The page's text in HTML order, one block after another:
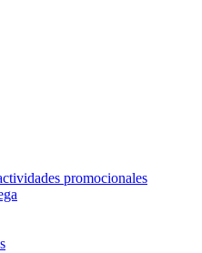
promocionales